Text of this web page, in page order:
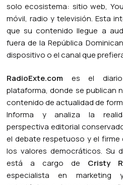
solo ecosistema: sitio web,
móvil, radio y televisión. Esta
que su contenido llegue a
fuera de la República
dispositivo o el canal que
RadioExte.com es el
plataforma, donde se publican
contenido de actualidad de
Informa y analiza la
perspectiva editorial
el debate respetuoso y el
los valores democráticos. Su
está a cargo de Cristy
especialista en marketing